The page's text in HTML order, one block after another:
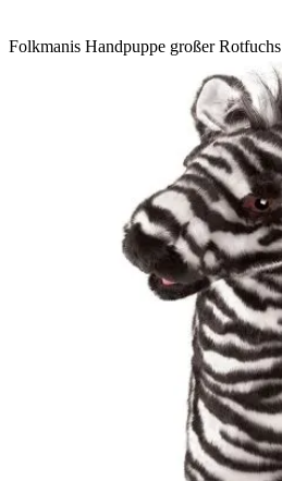
Folkmanis Handpuppe großer Rotfuchs